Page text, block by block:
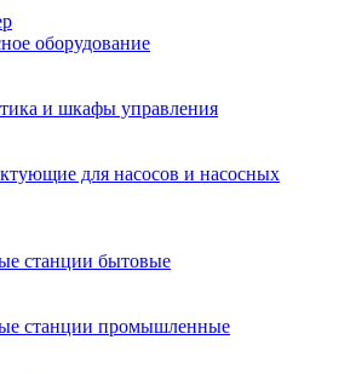
оборудование
и шкафы управления
для насосов и насосных
станции бытовые
станции промышленные